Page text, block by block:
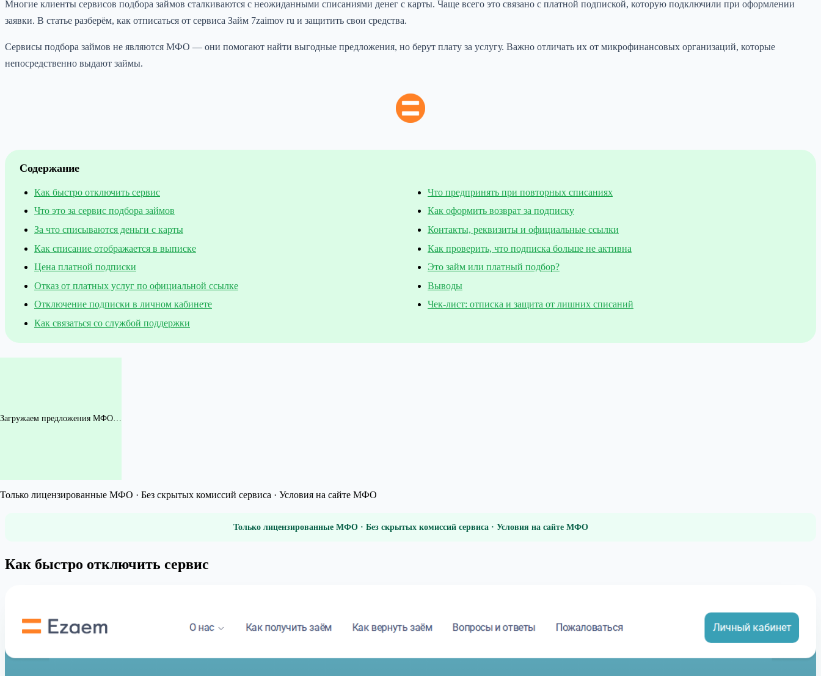
Многие клиенты сервисов подбора займов сталкиваются с неожиданными списаниями денег с карты. Чаще всего это связано с платной подпиской, которую подключили при оформлении
заявки. В статье разберём, как отписаться от сервиса Займ 7zaimov ru и защитить свои средства.
Сервисы подбора займов не являются МФО — они помогают найти выгодные предложения, но берут плату за услугу. Важно отличать их от микрофинансовых организаций, которые
непосредственно выдают займы.
Содержание
Как быстро отключить сервис
Что это за сервис подбора займов
За что списываются деньги с карты
Как списание отображается в выписке
Цена платной подписки
Отказ от платных услуг по официальной ссылке
Отключение подписки в личном кабинете
Как связаться со службой поддержки
Что предпринять при повторных списаниях
Как оформить возврат за подписку
Контакты, реквизиты и официальные ссылки
Как проверить, что подписка больше не активна
Это займ или платный подбор?
Выводы
Чек-лист: отписка и защита от лишних списаний
Загружаем предложения МФО…
Только лицензированные МФО · Без скрытых комиссий сервиса · Условия на сайте МФО
Только лицензированные МФО · Без скрытых комиссий сервиса · Условия на сайте МФО
Как быстро отключить сервис